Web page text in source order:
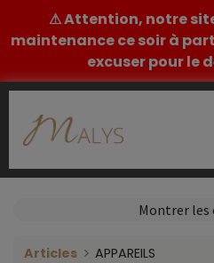
⚠ Attention, notre
maintenance ce soir à
excuser pour le
Montrer les
Articles APPAREILS